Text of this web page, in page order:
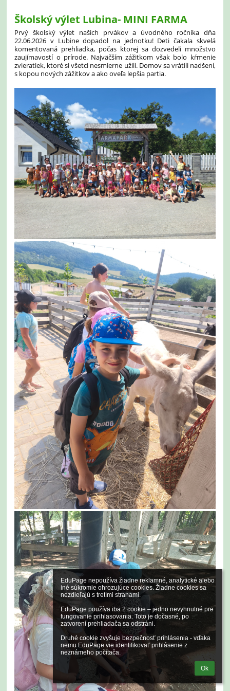
EduPage nepoužíva žiadne reklamné, analytické alebo
iné súkromie ohrozujúce cookies. Žiadne cookies sa
nezdieľajú s tretími stranami.
EduPage používa iba 2 cookie – jedno nevyhnutné pre
fungovanie prihlasovania. Toto je dočasné, po
zatvorení prehliadača sa odstráni.
Druhé cookie zvyšuje bezpečnosť prihlásenia - vďaka
nemu EduPage vie identifikovať prihlásenie z
neznámeho počítača.
Ok
Školský výlet Lubina- MINI FARMA
Prvý školský výlet našich prvákov a úvodného ročníka dňa
22.06.2026 v Lubine dopadol na jednotku! Deti čakala skvelá
komentovaná prehliadka, počas ktorej sa dozvedeli množstvo
zaujímavostí o prírode. Najväčším zážitkom však bolo kŕmenie
zvieratiek, ktoré si všetci nesmierne užili. Domov sa vrátili nadšení,
s kopou nových zážitkov a ako oveľa lepšia partia.